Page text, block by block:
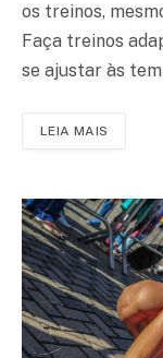
os treinos,
Faça treinos
se ajustar às
LEIA MAIS